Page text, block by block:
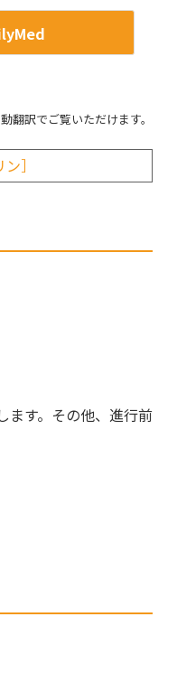
訳でご覧いただけます。
］
ます。その他、進行前